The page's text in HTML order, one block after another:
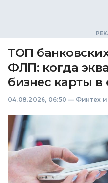
ТОП
ФЛП: когда
бизнес карты
04.08.2026, 06:50 — Финтех